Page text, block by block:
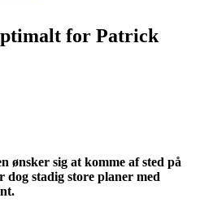
for Patrick
ønsker sig at komme af sted på
stadig store planer med